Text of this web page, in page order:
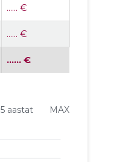
...... €
...... €
...... €
5 aastat MAX